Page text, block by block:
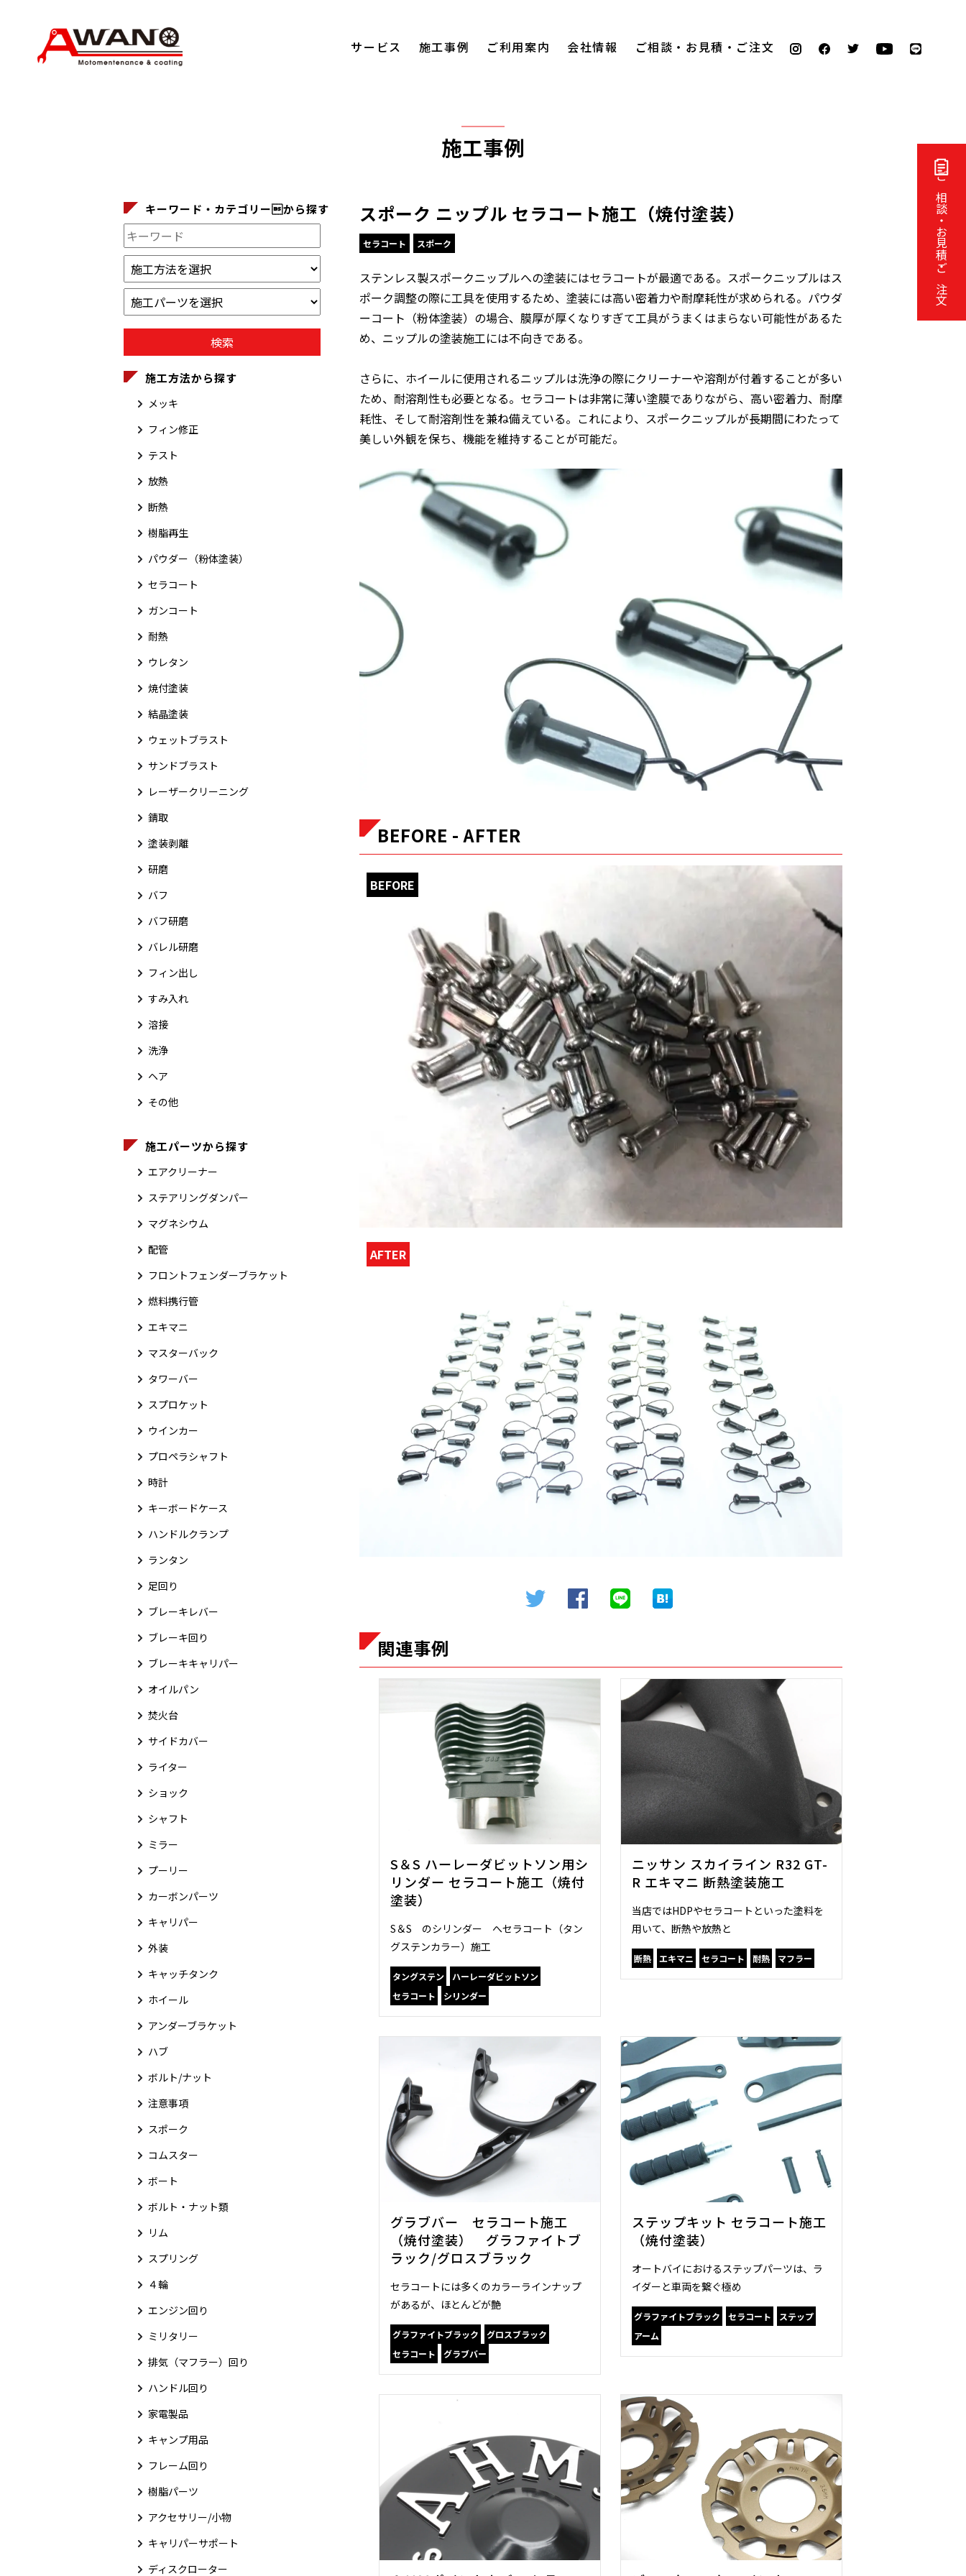
ご相談・お見積・ご注文
サービス 施工事例 ご利用案内 会社情報 ご相談・お見積・ご注文
施工事例
スポーク ニップル セラコート施工（焼付塗装）
セラコート スポーク
ステンレス製スポークニップルへの塗装にはセラコートが最適である。スポークニップルはス
ポーク調整の際に工具を使用するため、塗装には高い密着力や耐摩耗性が求められる。パウダ
ーコート（粉体塗装）の場合、膜厚が厚くなりすぎて工具がうまくはまらない可能性があるた
め、ニップルの塗装施工には不向きである。
さらに、ホイールに使用されるニップルは洗浄の際にクリーナーや溶剤が付着することが多い
ため、耐溶剤性も必要となる。セラコートは非常に薄い塗膜でありながら、高い密着力、耐摩
耗性、そして耐溶剤性を兼ね備えている。これにより、スポークニップルが長期間にわたって
美しい外観を保ち、機能を維持することが可能だ。
BEFORE - AFTER
BEFORE
AFTER
関連事例
ニッサン スカイライン R32 GT-
R エキマニ 断熱塗装施工
当店ではHDPやセラコートといった塗料を
用いて、断熱や放熱と
断熱 エキマニ セラコート 耐熱 マフラー
S＆S ハーレーダビットソン用シ
リンダー セラコート施工（焼付
塗装）
S＆S のシリンダー へセラコート（タン
グステンカラー）施工
タングステン
ハーレーダビットソン
セラコート
シリンダー
ステップキット セラコート施工
（焼付塗装）
オートバイにおけるステップパーツは、ラ
イダーと車両を繋ぐ極め
グラファイトブラック セラコート
ステップ
アーム
グラブバー セラコート施工
（焼付塗装） グラファイトブ
ラック/グロスブラック
セラコートには多くのカラーラインナップ
があるが、ほとんどが艶
グラファイトブラック
グロスブラック
セラコート
グラブバー
キーワード・カテゴリーから探す
施工方法から探す
メッキ
フィン修正
テスト
放熱
断熱
樹脂再生
パウダー（粉体塗装）
セラコート
ガンコート
耐熱
ウレタン
焼付塗装
結晶塗装
ウェットブラスト
サンドブラスト
レーザークリーニング
錆取
塗装剥離
研磨
バフ
バフ研磨
バレル研磨
フィン出し
すみ入れ
溶接
洗浄
ヘア
その他
施工パーツから探す
エアクリーナー
ステアリングダンパー
マグネシウム
配管
フロントフェンダーブラケット
燃料携行管
エキマニ
マスターバック
タワーバー
スプロケット
ウインカー
プロペラシャフト
時計
キーボードケース
ハンドルクランプ
ランタン
足回り
ブレーキレバー
ブレーキ回り
ブレーキキャリパー
オイルパン
焚火台
サイドカバー
ライター
ショック
シャフト
ミラー
プーリー
カーボンパーツ
キャリパー
外装
キャッチタンク
ホイール
アンダーブラケット
ハブ
ボルト/ナット
注意事項
スポーク
コムスター
ボート
ボルト・ナット類
リム
スプリング
４輪
エンジン回り
ミリタリー
排気（マフラー）回り
ハンドル回り
家電製品
キャンプ用品
フレーム回り
樹脂パーツ
アクセサリー/小物
キャリパーサポート
ディスクローター